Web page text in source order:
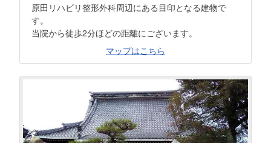
原田リハビリ整形外科周辺にある目印となる建物で
す。
当院から徒歩2分ほどの距離にございます。
マップはこちら